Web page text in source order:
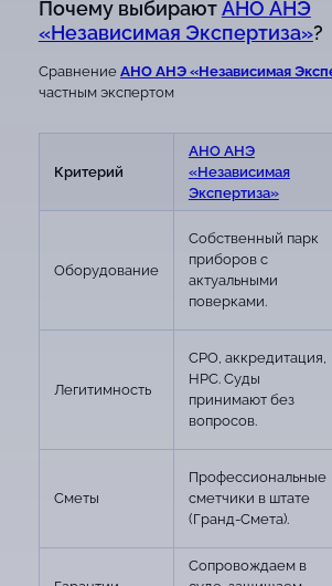
Почему выбираютАНО АНЭ
«Независимая Экспертиза»?
Сравнение АНО АНЭ «Независимая
частным экспертом
Критерий
АНО АНЭ
«Независимая
Экспертиза»
Оборудование
Собственный парк
приборов с
актуальными
поверками.
Легитимность
СРО, аккредитация,
НРС. Суды
принимают без
вопросов.
Сметы
Профессиональные
сметчики в штате
(Гранд-Смета).
Сопровождаем в